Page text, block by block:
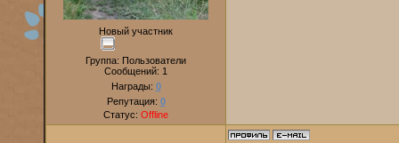
Новый участник
Группа: Пользователи
Сообщений: 1
Награды: 0
Репутация: 0
Статус: Offline